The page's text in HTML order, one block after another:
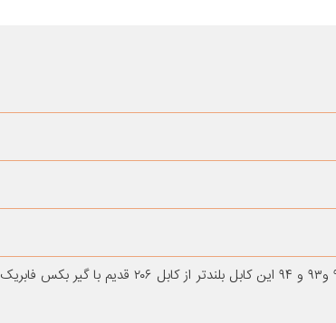
مناسب برای ۲۰۶SDو تیپ۵با گیربکس TU۵ جدید {رانایی}مدل های ۹۲ و۹۳ و ۹۴ این کابل بلندتر از کابل ۲۰۶ قدیم با گیر بکس فابریک